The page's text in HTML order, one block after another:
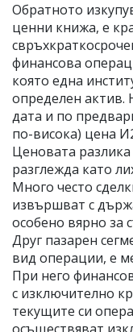
Обратното
ценни книжа, е
финансова
която една
определен актив.
дата и по
по-висока) цена
Ценовата
разглежда като
Много често
извършват с
особено вярно
Друг пазарен
вид операции, е
При него
с изключително
текущите си